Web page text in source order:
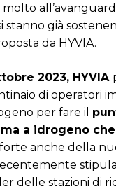
stanno già
da HYVIA.
2023, HYVIA
di operatori
per fare il
a idrogeno
forte anche della
delle stazioni di